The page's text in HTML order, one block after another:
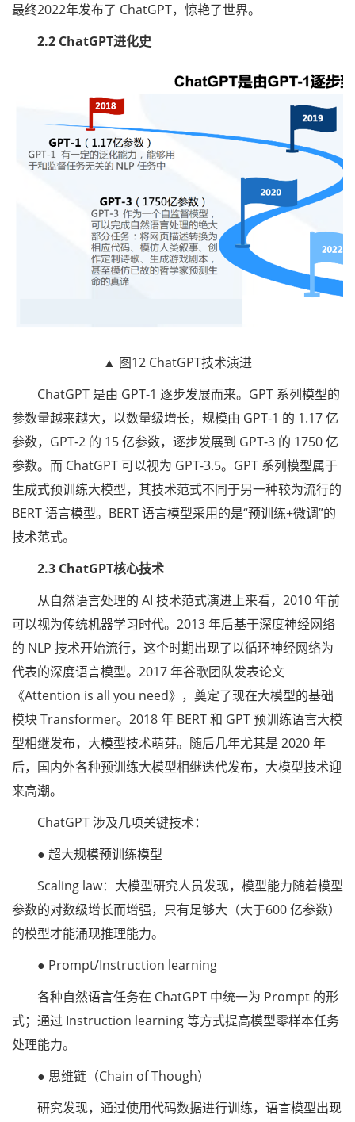
最终2022年发布了 ChatGPT，惊艳了世界。
2.2 ChatGPT进化史
▲ 图12 ChatGPT技术演进
ChatGPT 是由 GPT-1 逐步发展而来。GPT 系列模型的
参数量越来越大，以数量级增长，规模由 GPT-1 的 1.17 亿
参数，GPT-2 的 15 亿参数，逐步发展到 GPT-3 的 1750 亿
参数。而 ChatGPT 可以视为 GPT-3.5。GPT 系列模型属于
生成式预训练大模型，其技术范式不同于另一种较为流行的
BERT 语言模型。BERT 语言模型采用的是“预训练+微调”的
技术范式。
2.3 ChatGPT核心技术
从自然语言处理的 AI 技术范式演进上来看，2010 年前
可以视为传统机器学习时代。2013 年后基于深度神经网络
的 NLP 技术开始流行，这个时期出现了以循环神经网络为
代表的深度语言模型。2017 年谷歌团队发表论文
《Attention is all you need》，奠定了现在大模型的基础
模块 Transformer。2018 年 BERT 和 GPT 预训练语言大模
型相继发布，大模型技术萌芽。随后几年尤其是 2020 年
后，国内外各种预训练大模型相继迭代发布，大模型技术迎
来高潮。
ChatGPT 涉及几项关键技术：
● 超大规模预训练模型
Scaling law：大模型研究人员发现，模型能力随着模型
参数的对数级增长而增强，只有足够大（大于600 亿参数）
的模型才能涌现推理能力。
● Prompt/Instruction learning
各种自然语言任务在 ChatGPT 中统一为 Prompt 的形
式；通过 Instruction learning 等方式提高模型零样本任务
处理能力。
● 思维链（Chain of Though）
研究发现，通过使用代码数据进行训练，语言模型出现